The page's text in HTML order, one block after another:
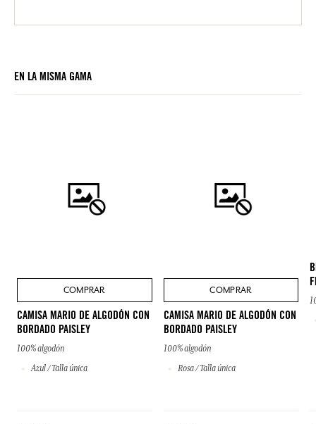
EN LA MISMA GAMA
COMPRAR
CAMISA MARIO DE ALGODÓN CON
BORDADO PAISLEY
100% algodón
Azul / Talla única
COMPRAR
CAMISA MARIO DE ALGODÓN CON
BORDADO PAISLEY
100% algodón
Rosa / Talla única